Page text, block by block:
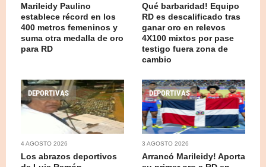
Marileidy Paulino
establece récord en los
400 metros femeninos y
suma otra medalla de oro
para RD
Qué barbaridad! Equipo
RD es descalificado tras
ganar oro en relevos
4X100 mixtos por pase
testigo fuera zona de
cambio
DEPORTIVAS
4 AGOSTO 2026
Los abrazos deportivos
DEPORTIVAS
3 AGOSTO 2026
Arrancó Marileidy! Aporta